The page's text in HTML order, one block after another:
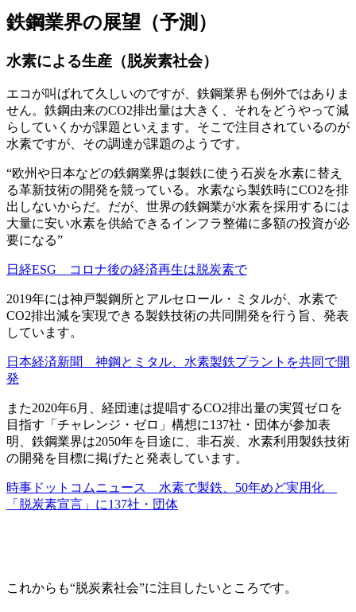
鉄鋼業界の展望（予測）
水素による生産（脱炭素社会）
エコが叫ばれて久しいのですが、鉄鋼業界も例外ではありま
せん。鉄鋼由来のCO2排出量は大きく、それをどうやって減
らしていくかが課題といえます。そこで注目されているのが
水素ですが、その調達が課題のようです。
“欧州や日本などの鉄鋼業界は製鉄に使う石炭を水素に替え
る革新技術の開発を競っている。水素なら製鉄時にCO2を排
出しないからだ。だが、世界の鉄鋼業が水素を採用するには
大量に安い水素を供給できるインフラ整備に多額の投資が必
要になる”
日経ESG コロナ後の経済再生は脱炭素で
2019年には神戸製鋼所とアルセロール・ミタルが、水素で
CO2排出減を実現できる製鉄技術の共同開発を行う旨、発表
しています。
日本経済新聞 神鋼とミタル、水素製鉄プラントを共同で開
発
また2020年6月、経団連は提唱するCO2排出量の実質ゼロを
目指す「チャレンジ・ゼロ」構想に137社・団体が参加表
明、鉄鋼業界は2050年を目途に、非石炭、水素利用製鉄技術
の開発を目標に掲げたと発表しています。
時事ドットコムニュース 水素で製鉄、50年めど実用化
「脱炭素宣言」に137社・団体
これからも“脱炭素社会”に注目したいところです。